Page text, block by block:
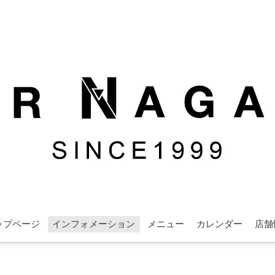
プページ インフォメーション メニュー カレンダー 店